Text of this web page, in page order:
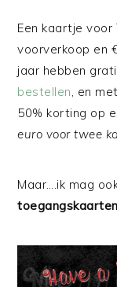
Een kaartje
voorverkoop en
jaar hebben
bestellen, en
50% korting op
euro voor twee
Maar….ik mag